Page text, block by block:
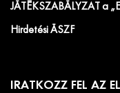
JÁTÉKSZABÁLYZAT a
Hirdetési ÁSZF
IRATKOZZ FEL AZ